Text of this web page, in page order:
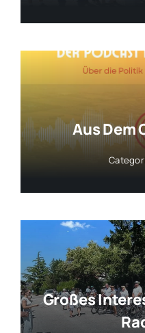
Aus Dem
Großes